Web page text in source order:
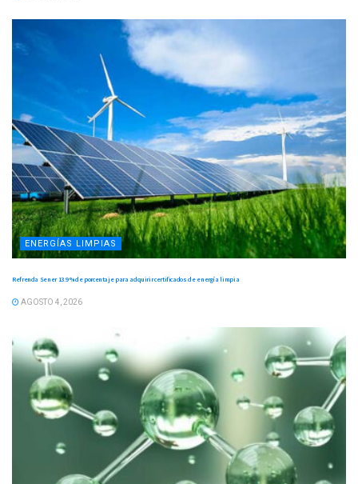
ENERGÍAS LIMPIAS
Refrenda Sener 13.9 % de porcentaje para adquirir certificados de energía limpia
AGOSTO 4, 2026